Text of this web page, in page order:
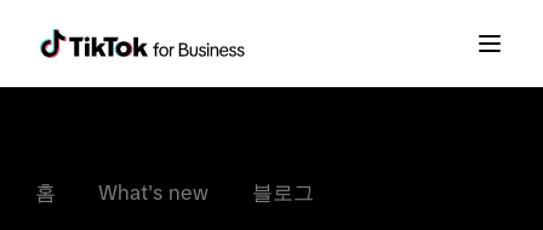
홈 What's new 블로그